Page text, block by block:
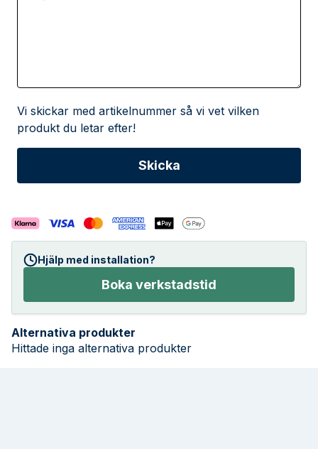
Vi skickar med artikelnummer så vi vet vilken
produkt du letar efter!
Hjälp med installation?
Boka verkstadstid
Alternativa produkter
Hittade inga alternativa produkter